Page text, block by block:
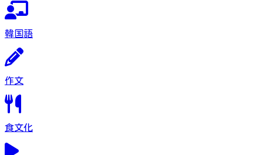
韓国語
作文
食文化